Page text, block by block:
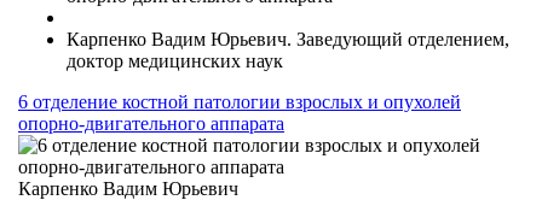
Карпенко Вадим Юрьевич. Заведующий отделением,
доктор медицинских наук
6 отделение костной патологии взрослых и опухолей
опорно-двигательного аппарата
Карпенко Вадим Юрьевич